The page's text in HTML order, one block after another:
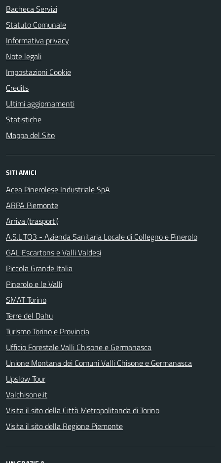
Bacheca Servizi
Statuto Comunale
Informativa privacy
Note legali
Impostazioni Cookie
Credits
Ultimi aggiornamenti
Statistiche
Mappa del Sito
SITI AMICI
Acea Pinerolese Industriale SpA
ARPA Piemonte
Arriva (trasporti)
A.S.L.TO3 - Azienda Sanitaria Locale di Collegno e Pinerolo
GAL Escartons e Valli Valdesi
Piccola Grande Italia
Pinerolo e le Valli
SMAT Torino
Terre del Dahu
Turismo Torino e Provincia
Ufficio Forestale Valli Chisone e Germanasca
Unione Montana dei Comuni Valli Chisone e Germanasca
Upslow Tour
Valchisone.it
Visita il sito della Città Metropolitanda di Torino
Visita il sito della Regione Piemonte